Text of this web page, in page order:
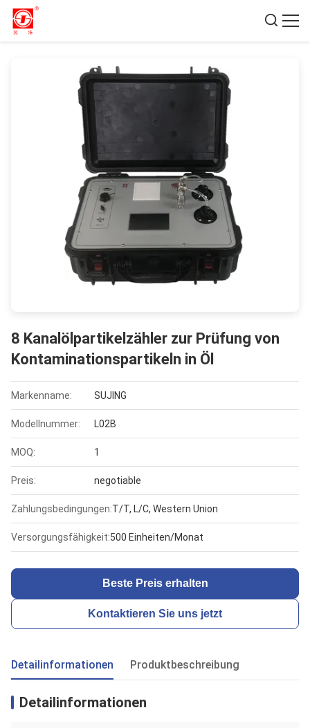
8 Kanalölpartikelzähler zur Prüfung von
Kontaminationspartikeln in Öl
Markenname: SUJING
Modellnummer: L02B
MOQ: 1
Preis: negotiable
Zahlungsbedingungen:T/T, L/C, Western Union
Versorgungsfähigkeit:500 Einheiten/Monat
Beste Preis erhalten
Kontaktieren Sie uns jetzt
Detailinformationen Produktbeschreibung
Detailinformationen